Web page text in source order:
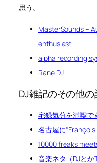
思う。
MasterSounds –
enthusiast
alpha recording
Rane DJ
DJ雑記のその他
宅録気分を満喫で
名古屋に“François
10000 freaks
音楽ネタ（DJとか